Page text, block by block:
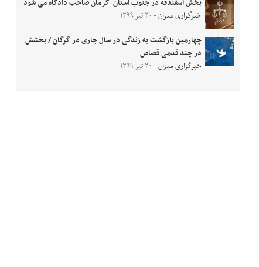
بخش اسفندقه در جنوب استان کرمان صاحب دادگاه می شود
خبرگزاری میزان- ۳۰ تیر ۱۳۹۹
چهارمین بازگشت به زندگی در سال جاری در گرگان / بخشش
در چند قدمی قصاص
خبرگزاری میزان- ۳۰ تیر ۱۳۹۹